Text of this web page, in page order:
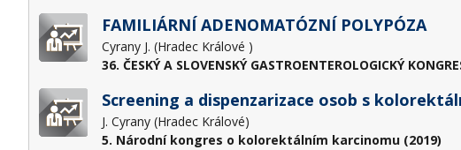
FAMILIÁRNÍ ADENOMATÓZNÍ POLYPÓZA
Cyrany J. (Hradec Králové )
36. ČESKÝ A SLOVENSKÝ GASTROENTEROLOGICKÝ
Screening a dispenzarizace osob s
J. Cyrany (Hradec Králové)
5. Národní kongres o kolorektálním karcinomu (2019)